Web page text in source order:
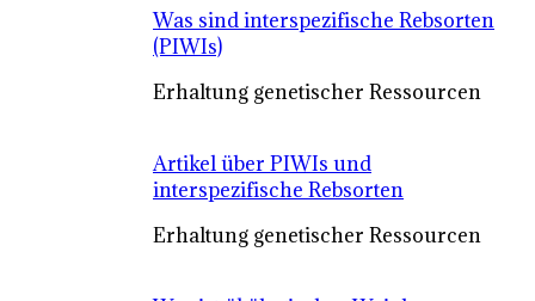
Was sind interspezifische Rebsorten
(PIWIs)
Erhaltung genetischer Ressourcen
Artikel über PIWIs und
interspezifische Rebsorten
Erhaltung genetischer Ressourcen